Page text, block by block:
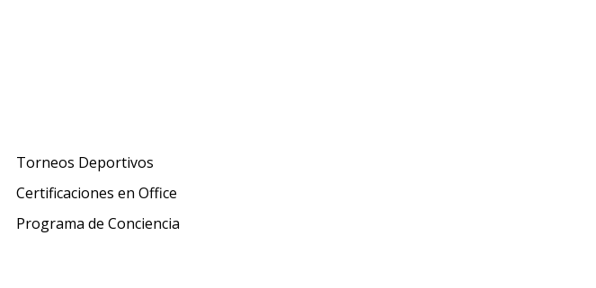
Torneos Deportivos
Certificaciones en Office
Programa de Conciencia